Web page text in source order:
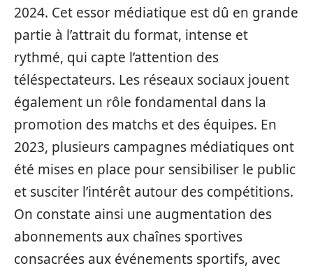
2024. Cet essor médiatique est dû en grande
partie à l’attrait du format, intense et
rythmé, qui capte l’attention des
téléspectateurs. Les réseaux sociaux jouent
également un rôle fondamental dans la
promotion des matchs et des équipes. En
2023, plusieurs campagnes médiatiques ont
été mises en place pour sensibiliser le public
et susciter l’intérêt autour des compétitions.
On constate ainsi une augmentation des
abonnements aux chaînes sportives
consacrées aux événements sportifs, avec